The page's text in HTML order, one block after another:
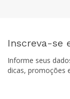
Inscreva-se
Informe seus
dicas, promoções